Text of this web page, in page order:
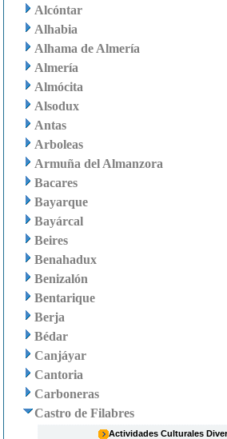
Alcóntar
Alhabia
Alhama de Almería
Almería
Almócita
Alsodux
Antas
Arboleas
Armuña del Almanzora
Bacares
Bayarque
Bayárcal
Beires
Benahadux
Benizalón
Bentarique
Berja
Bédar
Canjáyar
Cantoria
Carboneras
Castro de Filabres
Actividades Culturales